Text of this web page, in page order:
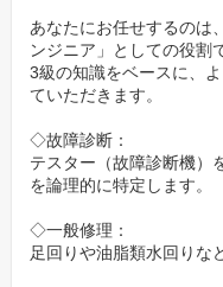
を育てる文化」です。
未経験や3級資格のみで入
ップアップできる教育体制
場エアコン完備や作業着
整備士が誇りを持って働
現場で働く先輩社員
あなたにお任せするのは
ンジニア」としての役割
3級の知識をベースに、
ていただきます。
◇故障診断：
テスター（故障診断機）
を論理的に特定します。
◇一般修理：
足回りや油脂類水回りな